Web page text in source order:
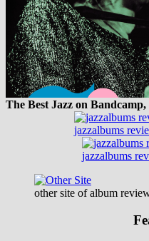
The Best Jazz on Bandcamp,
jazzalbums
jazzalbums
other site of album